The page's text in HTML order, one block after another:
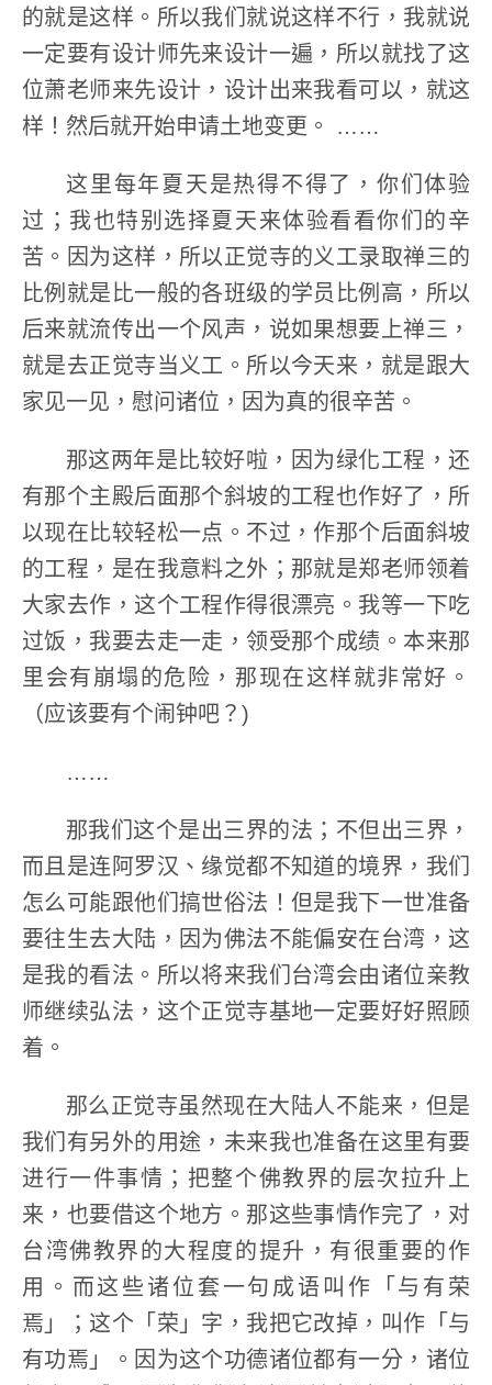
的就是这样。所以我们就说这样不行，我就说
一定要有设计师先来设计一遍，所以就找了这
位萧老师来先设计，设计出来我看可以，就这
样！然后就开始申请土地变更。 ……
这里每年夏天是热得不得了，你们体验
过；我也特别选择夏天来体验看看你们的辛
苦。因为这样，所以正觉寺的义工录取禅三的
比例就是比一般的各班级的学员比例高，所以
后来就流传出一个风声，说如果想要上禅三，
就是去正觉寺当义工。所以今天来，就是跟大
家见一见，慰问诸位，因为真的很辛苦。
那这两年是比较好啦，因为绿化工程，还
有那个主殿后面那个斜坡的工程也作好了，所
以现在比较轻松一点。不过，作那个后面斜坡
的工程，是在我意料之外；那就是郑老师领着
大家去作，这个工程作得很漂亮。我等一下吃
过饭，我要去走一走，领受那个成绩。本来那
里会有崩塌的危险，那现在这样就非常好。
（应该要有个闹钟吧？)
……
那我们这个是出三界的法；不但出三界，
而且是连阿罗汉、缘觉都不知道的境界，我们
怎么可能跟他们搞世俗法！但是我下一世准备
要往生去大陆，因为佛法不能偏安在台湾，这
是我的看法。所以将来我们台湾会由诸位亲教
师继续弘法，这个正觉寺基地一定要好好照顾
着。
那么正觉寺虽然现在大陆人不能来，但是
我们有另外的用途，未来我也准备在这里有要
进行一件事情；把整个佛教界的层次拉升上
来，也要借这个地方。那这些事情作完了，对
台湾佛教界的大程度的提升，有很重要的作
用。而这些诸位套一句成语叫作「与有荣
焉」；这个「荣」字，我把它改掉，叫作「与
有功焉」。因为这个功德诸位都有一分，诸位